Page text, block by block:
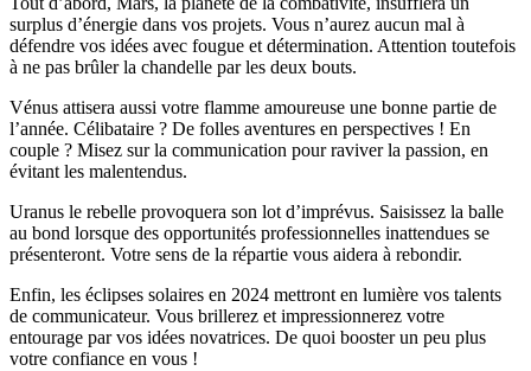
surplus d’énergie dans vos projets. Vous n’aurez aucun mal à
défendre vos idées avec fougue et détermination. Attention toutefois
à ne pas brûler la chandelle par les deux bouts.
Vénus attisera aussi votre flamme amoureuse une bonne partie de
l’année. Célibataire ? De folles aventures en perspectives ! En
couple ? Misez sur la communication pour raviver la passion, en
évitant les malentendus.
Uranus le rebelle provoquera son lot d’imprévus. Saisissez la balle
au bond lorsque des opportunités professionnelles inattendues se
présenteront. Votre sens de la répartie vous aidera à rebondir.
Enfin, les éclipses solaires en 2024 mettront en lumière vos talents
de communicateur. Vous brillerez et impressionnerez votre
entourage par vos idées novatrices. De quoi booster un peu plus
votre confiance en vous !